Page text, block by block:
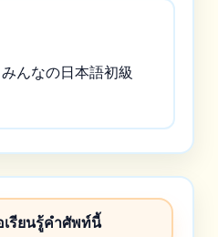
んなの日本語初級
เรียนรู้คำศัพท์นี้